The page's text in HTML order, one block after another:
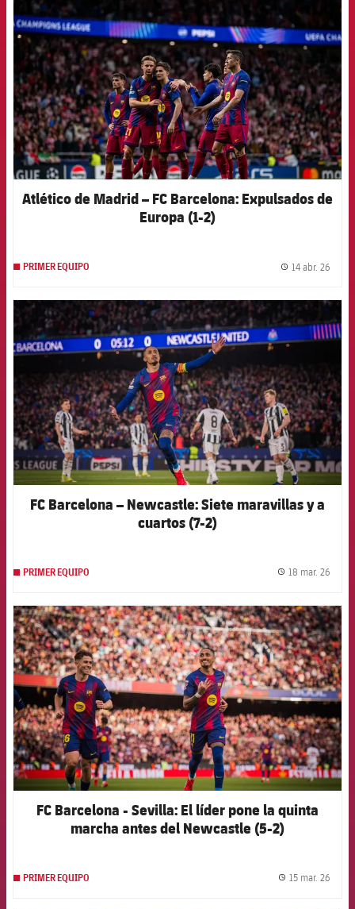
Atlético de Madrid – FC Barcelona: Expulsados de
Europa (1-2)
PRIMER EQUIPO 14 abr. 26
FCB Barcelona badge
FC Barcelona – Newcastle: Siete maravillas y a
cuartos (7-2)
PRIMER EQUIPO 18 mar. 26
FCB Barcelona badge
FC Barcelona - Sevilla: El líder pone la quinta
marcha antes del Newcastle (5-2)
PRIMER EQUIPO 15 mar. 26